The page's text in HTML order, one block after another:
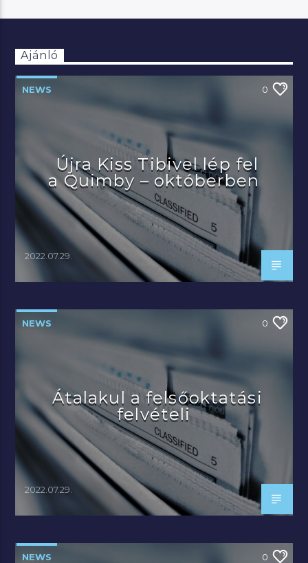
Ajánló
NEWS 0
Újra Kiss Tibivel lép fel
a Quimby – októberben
2022.07.29.
NEWS 0
Átalakul a felsőoktatási
felvételi
2022.07.29.
NEWS 0